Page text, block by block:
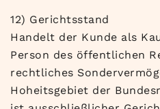
12) Gerichtsstand
Handelt der Kunde als
Person des öffentlichen
rechtliches
Hoheitsgebiet der